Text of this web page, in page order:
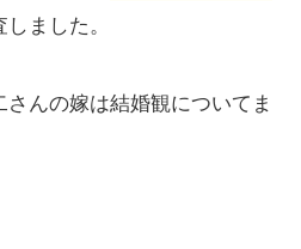
ました。
んの嫁は結婚観についてま